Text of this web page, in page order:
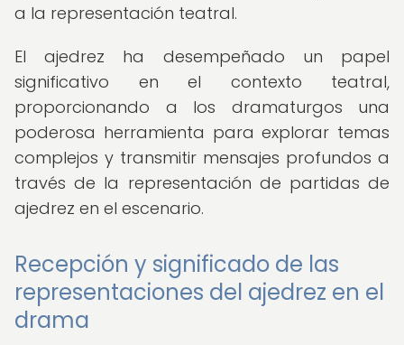
a la representación teatral.
El ajedrez ha desempeñado un papel
significativo en el contexto teatral,
proporcionando a los dramaturgos una
poderosa herramienta para explorar temas
complejos y transmitir mensajes profundos a
través de la representación de partidas de
ajedrez en el escenario.
Recepción y significado de las
representaciones del ajedrez en el
drama